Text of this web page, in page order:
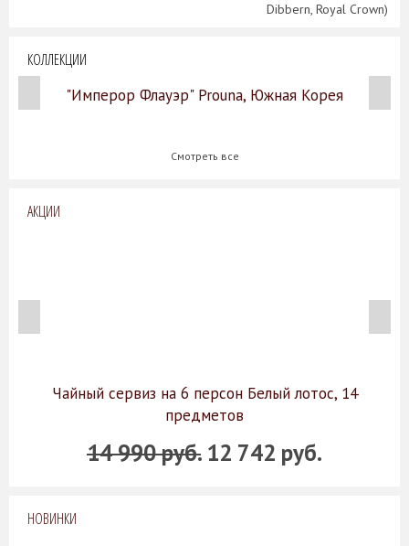
Dibbern, Royal Crown)
КОЛЛЕКЦИИ
"Имперор Флауэр" Prouna, Южная Корея
Смотреть все
АКЦИИ
Чайный сервиз на 6 персон Белый лотос, 14
предметов
14 990 руб. 12 742 руб.
НОВИНКИ